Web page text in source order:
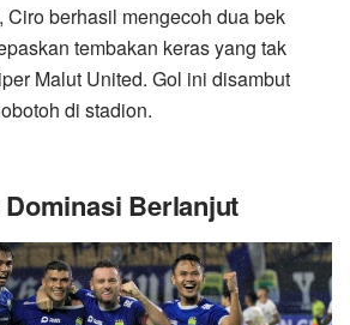
Ciro berhasil mengecoh dua bek
tembakan keras yang tak
Malut United. Gol ini disambut
di stadion.
Berlanjut